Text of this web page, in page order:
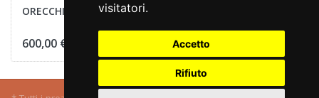
visitatori.
Accetto
Rifiuto
ORECCHINI PUNTOLUCE
600,00 €